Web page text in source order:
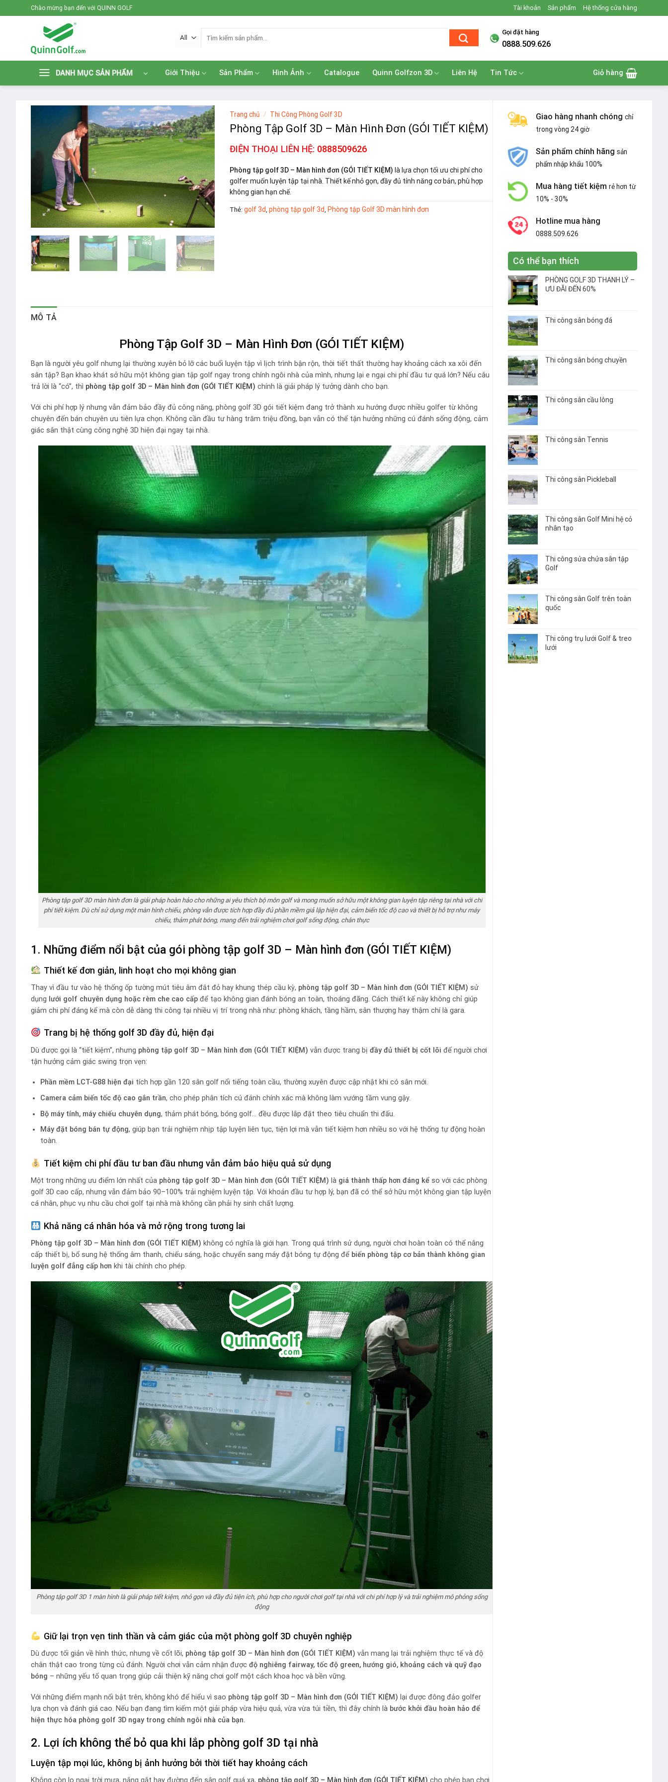
to
Chào mừng bạn đến với QUINN GOLF Tài khoản Sản phẩm Hệ thống cửa hàng
Gọi đặt hàng
0888.509.626
DANH MỤC SẢN PHẨM Giới Thiệu Sản Phẩm Hình Ảnh Catalogue Quinn Golfzon 3D Liên Hệ Tin Tức Giỏ hàng
Giao hàng nhanh chóng chỉ
trong vòng 24 giờ
Sản phẩm chính hãng sản
phẩm nhập khẩu 100%
Mua hàng tiết kiệm rẻ hơn từ
10% - 30%
Hotline mua hàng
0888.509.626
Có thể bạn thích
PHÒNG GOLF 3D THANH LÝ –
ƯU ĐÃI ĐẾN 60%
Thi công sân bóng đá
Thi công sân bóng chuyền
Thi công sân cầu lông
Thi công sân Tennis
Thi công sân Pickleball
Thi công sân Golf Mini hệ cỏ
nhân tạo
Thi công sửa chửa sân tập
Golf
Thi công sân Golf trên toàn
quốc
Thi công trụ lưới Golf & treo
lưới
Trang chủ / Thi Công Phòng Golf 3D
Phòng Tập Golf 3D – Màn Hình Đơn (GÓI TIẾT KIỆM)
ĐIỆN THOẠI LIÊN HỆ: 0888509626
Phòng tập golf 3D – Màn hình đơn (GÓI TIẾT KIỆM) là lựa chọn tối ưu chi phí cho
golfer muốn luyện tập tại nhà. Thiết kế nhỏ gọn, đầy đủ tính năng cơ bản, phù hợp
không gian hạn chế.
Thẻ: golf 3d phòng tập golf 3d Phòng tập Golf 3D màn hình đơn
MÔ TẢ
Phòng Tập Golf 3D – Màn Hình Đơn (GÓI TIẾT KIỆM)
Bạn là người yêu golf nhưng lại thường xuyên bỏ lỡ các buổi luyện tập vì lịch trình bận rộn, thời tiết thất thường hay khoảng cách xa xôi đến
sân tập? Bạn khao khát sở hữu một không gian tập golf ngay trong chính ngôi nhà của mình, nhưng lại e ngại chi phí đầu tư quá lớn? Nếu câu
trả lời là “có”, thì phòng tập golf 3D – Màn hình đơn (GÓI TIẾT KIỆM) chính là giải pháp lý tưởng dành cho bạn.
Với chi phí hợp lý nhưng vẫn đảm bảo đầy đủ công năng, phòng golf 3D gói tiết kiệm đang trở thành xu hướng được nhiều golfer từ không
chuyên đến bán chuyên ưu tiên lựa chọn. Không cần đầu tư hàng trăm triệu đồng, bạn vẫn có thể tận hưởng những cú đánh sống động, cảm
giác sân thật cùng công nghệ 3D hiện đại ngay tại nhà.
Phòng tập golf 3D màn hình đơn là giải pháp hoàn hảo cho những ai yêu thích bộ môn golf và mong muốn sở hữu một không gian luyện tập riêng tại nhà với chi
phí tiết kiệm. Dù chỉ sử dụng một màn hình chiếu, phòng vẫn được tích hợp đầy đủ phần mềm giả lập hiện đại, cảm biến tốc độ cao và thiết bị hỗ trợ như máy
chiếu, thảm phát bóng, mang đến trải nghiệm chơi golf sống động, chân thực
1. Những điểm nổi bật của gói phòng tập golf 3D – Màn hình đơn (GÓI TIẾT KIỆM)
Thiết kế đơn giản, linh hoạt cho mọi không gian
Thay vì đầu tư vào hệ thống ốp tường mút tiêu âm đắt đỏ hay khung thép cầu kỳ, phòng tập golf 3D – Màn hình đơn (GÓI TIẾT KIỆM) sử
dụng lưới golf chuyên dụng hoặc rèm che cao cấp để tạo không gian đánh bóng an toàn, thoáng đãng. Cách thiết kế này không chỉ giúp
giảm chi phí đáng kể mà còn dễ dàng thi công tại nhiều vị trí trong nhà như: phòng khách, tầng hầm, sân thượng hay thậm chí là gara.
Trang bị hệ thống golf 3D đầy đủ, hiện đại
Dù được gọi là “tiết kiệm”, nhưng phòng tập golf 3D – Màn hình đơn (GÓI TIẾT KIỆM) vẫn được trang bị đầy đủ thiết bị cốt lõi để người chơi
tận hưởng cảm giác swing trọn vẹn:
Phần mềm LCT-G88 hiện đại tích hợp gần 120 sân golf nổi tiếng toàn cầu, thường xuyên được cập nhật khi có sân mới.
Camera cảm biến tốc độ cao gắn trần, cho phép phân tích cú đánh chính xác mà không làm vướng tầm vung gậy.
Bộ máy tính, máy chiếu chuyên dụng, thảm phát bóng, bóng golf… đều được lắp đặt theo tiêu chuẩn thi đấu.
Máy đặt bóng bán tự động, giúp bạn trải nghiệm nhịp tập luyện liên tục, tiện lợi mà vẫn tiết kiệm hơn nhiều so với hệ thống tự động hoàn
toàn.
Tiết kiệm chi phí đầu tư ban đầu nhưng vẫn đảm bảo hiệu quả sử dụng
Một trong những ưu điểm lớn nhất của phòng tập golf 3D – Màn hình đơn (GÓI TIẾT KIỆM) là giá thành thấp hơn đáng kể so với các phòng
golf 3D cao cấp, nhưng vẫn đảm bảo 90–100% trải nghiệm luyện tập. Với khoản đầu tư hợp lý, bạn đã có thể sở hữu một không gian tập luyện
cá nhân, phục vụ nhu cầu chơi golf tại nhà mà không cần phải hy sinh chất lượng.
Khả năng cá nhân hóa và mở rộng trong tương lai
Phòng tập golf 3D – Màn hình đơn (GÓI TIẾT KIỆM) không có nghĩa là giới hạn. Trong quá trình sử dụng, người chơi hoàn toàn có thể nâng
cấp thiết bị, bổ sung hệ thống âm thanh, chiếu sáng, hoặc chuyển sang máy đặt bóng tự động để biến phòng tập cơ bản thành không gian
luyện golf đẳng cấp hơn khi tài chính cho phép.
Phòng tập golf 3D 1 màn hình là giải pháp tiết kiệm, nhỏ gọn và đầy đủ tiện ích, phù hợp cho người chơi golf tại nhà với chi phí hợp lý và trải nghiệm mô phỏng sống
động
Giữ lại trọn vẹn tinh thần và cảm giác của một phòng golf 3D chuyên nghiệp
Dù được tối giản về hình thức, nhưng về cốt lõi, phòng tập golf 3D – Màn hình đơn (GÓI TIẾT KIỆM) vẫn mang lại trải nghiệm thực tế và độ
chân thật cao trong từng cú đánh. Người chơi vẫn cảm nhận được độ nghiêng fairway, tốc độ green, hướng gió, khoảng cách và quỹ đạo
bóng – những yếu tố quan trọng giúp cải thiện kỹ năng chơi golf một cách khoa học và bền vững.
Với những điểm mạnh nổi bật trên, không khó để hiểu vì sao phòng tập golf 3D – Màn hình đơn (GÓI TIẾT KIỆM) lại được đông đảo golfer
lựa chọn và đánh giá cao. Nếu bạn đang tìm kiếm một giải pháp vừa hiệu quả, vừa vừa túi tiền, thì đây chính là bước khởi đầu hoàn hảo để
hiện thực hóa phòng golf 3D ngay trong chính ngôi nhà của bạn.
2. Lợi ích không thể bỏ qua khi lắp phòng golf 3D tại nhà
Luyện tập mọi lúc, không bị ảnh hưởng bởi thời tiết hay khoảng cách